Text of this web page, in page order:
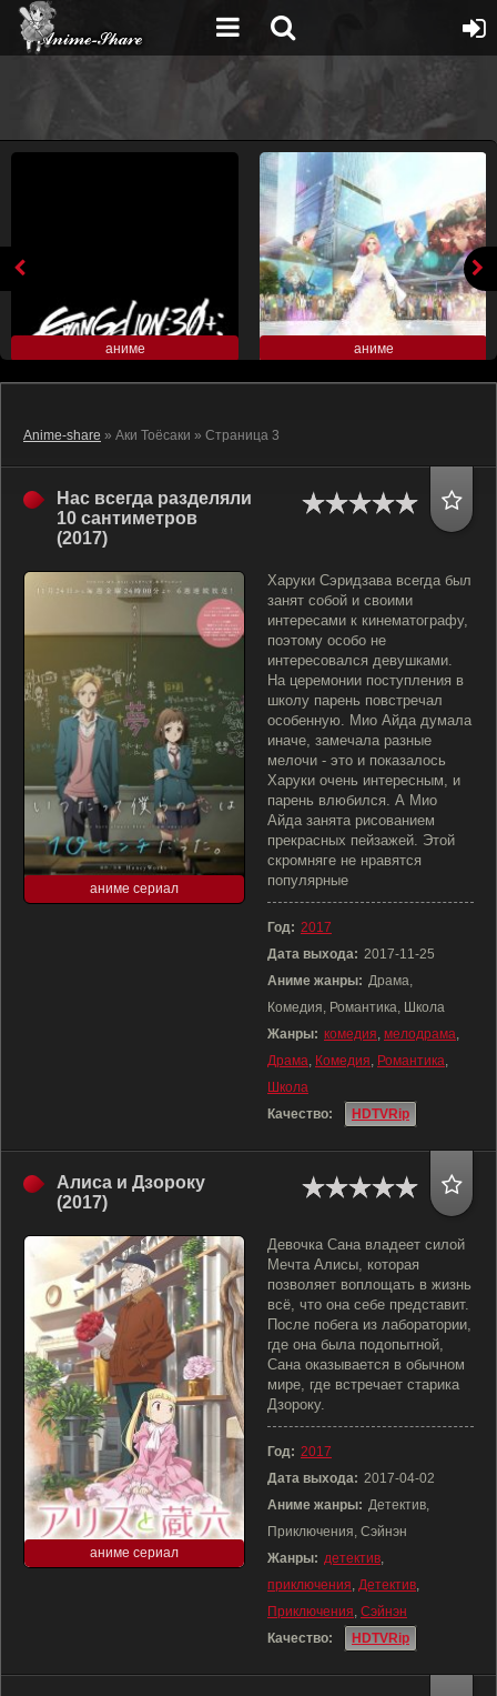
аниме аниме
Anime-share » Аки Тоёсаки » Страница 3
Нас всегда разделяли
10 сантиметров
(2017)
аниме сериал
Харуки Сэридзава всегда был
занят собой и своими
интересами к кинематографу,
поэтому особо не
интересовался девушками.
На церемонии поступления в
школу парень повстречал
особенную. Мио Айда думала
иначе, замечала разные
мелочи - это и показалось
Харуки очень интересным, и
парень влюбился. А Мио
Айда занята рисованием
прекрасных пейзажей. Этой
скромняге не нравятся
популярные
Год: 2017
Дата выхода: 2017-11-25
Аниме жанры: Драма,
Комедия, Романтика, Школа
Жанры: комедия, мелодрама,
Драма, Комедия, Романтика,
Школа
Качество:
HDTVRip
Алиса и Дзороку
(2017)
аниме сериал
Девочка Сана владеет силой
Мечта Алисы, которая
позволяет воплощать в жизнь
всё, что она себе представит.
После побега из лаборатории,
где она была подопытной,
Сана оказывается в обычном
мире, где встречает старика
Дзороку.
Год: 2017
Дата выхода: 2017-04-02
Аниме жанры: Детектив,
Приключения, Сэйнэн
Жанры: детектив,
приключения, Детектив,
Приключения, Сэйнэн
Качество:
HDTVRip